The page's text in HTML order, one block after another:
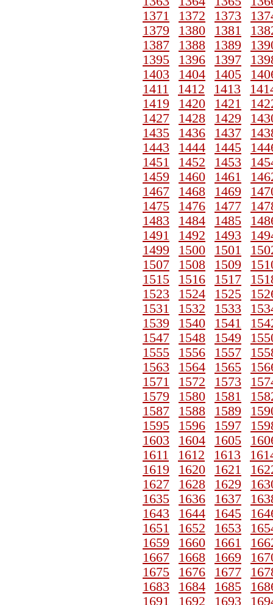
1371
1372 1373
1379
1380 1381
1387
1388 1389
1395
1396 1397
1403
1404 1405
1411
1412 1413
1419
1420 1421
1427
1428 1429
1435
1436 1437
1443
1444 1445
1451
1452 1453
1459
1460 1461
1467
1468 1469
1475
1476 1477
1483
1484 1485
1491
1492 1493
1499
1500 1501
1507
1508 1509
1515
1516 1517
1523
1524 1525
1531
1532 1533
1539
1540 1541
1547
1548 1549
1555
1556 1557
1563
1564 1565
1571
1572 1573
1579
1580 1581
1587
1588 1589
1595
1596 1597
1603
1604 1605
1611
1612 1613
1619
1620 1621
1627
1628 1629
1635
1636 1637
1643
1644 1645
1651
1652 1653
1659
1660 1661
1667
1668 1669
1675
1676 1677
1683
1684 1685
1691
1692 1693